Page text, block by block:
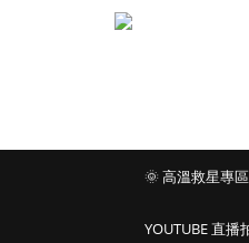
🌞 高溫救星專
YOUTUBE 直播